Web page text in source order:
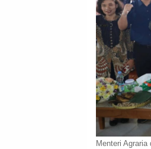
Menteri